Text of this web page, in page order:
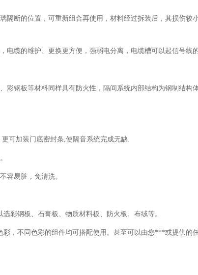
隔断的位置，可重新组合再使用，材料经过拆装后，其损伤较
电缆的维护、更换更方便，强弱电分离，电缆槽可以起信号线的
彩钢板等材料同样具有防火性，隔间系统内部结构为钢制结构
可加装门底密封条,使隔音系统完成无缺.
容易脏，免清洗。
彩钢板、石膏板、物质材料板、防火板、布绒等。
，不同色彩的组件均可搭配使用。甚至可以由您***或提供的